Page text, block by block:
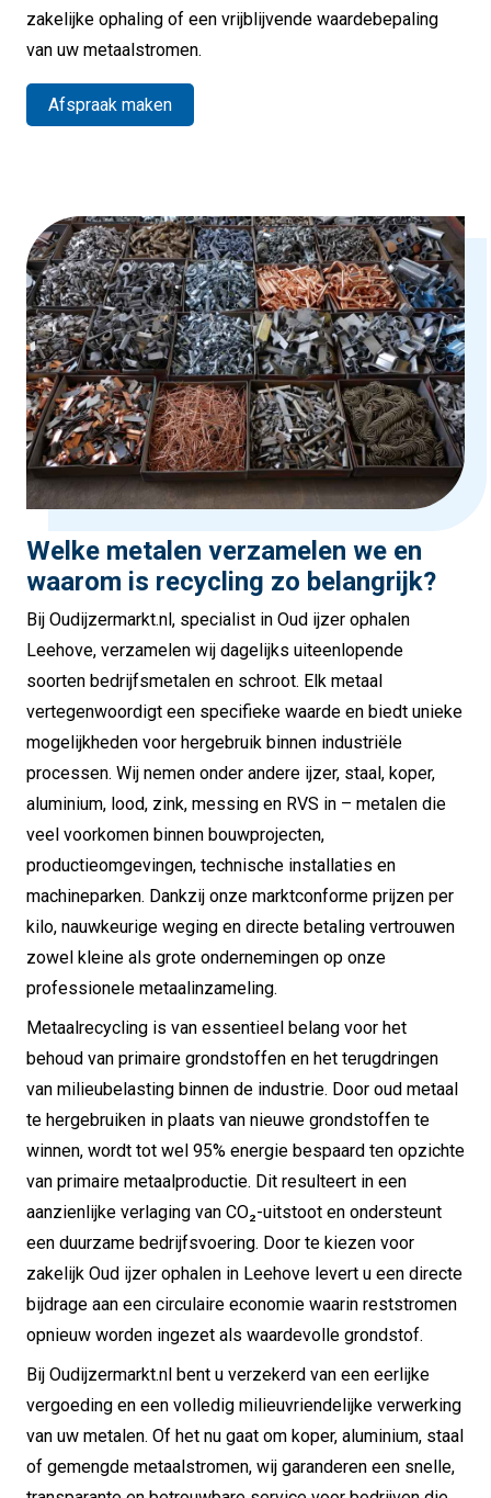
zakelijke ophaling of een vrijblijvende waardebepaling
van uw metaalstromen.
Afspraak maken
Welke metalen verzamelen we en
waarom is recycling zo belangrijk?
Bij Oudijzermarkt.nl, specialist in Oud ijzer ophalen
Leehove, verzamelen wij dagelijks uiteenlopende
soorten bedrijfsmetalen en schroot. Elk metaal
vertegenwoordigt een specifieke waarde en biedt unieke
mogelijkheden voor hergebruik binnen industriële
processen. Wij nemen onder andere ijzer, staal, koper,
aluminium, lood, zink, messing en RVS in – metalen die
veel voorkomen binnen bouwprojecten,
productieomgevingen, technische installaties en
machineparken. Dankzij onze marktconforme prijzen per
kilo, nauwkeurige weging en directe betaling vertrouwen
zowel kleine als grote ondernemingen op onze
professionele metaalinzameling.
Metaalrecycling is van essentieel belang voor het
behoud van primaire grondstoffen en het terugdringen
van milieubelasting binnen de industrie. Door oud metaal
te hergebruiken in plaats van nieuwe grondstoffen te
winnen, wordt tot wel 95% energie bespaard ten opzichte
van primaire metaalproductie. Dit resulteert in een
aanzienlijke verlaging van CO₂-uitstoot en ondersteunt
een duurzame bedrijfsvoering. Door te kiezen voor
zakelijk Oud ijzer ophalen in Leehove levert u een directe
bijdrage aan een circulaire economie waarin reststromen
opnieuw worden ingezet als waardevolle grondstof.
Bij Oudijzermarkt.nl bent u verzekerd van een eerlijke
vergoeding en een volledig milieuvriendelijke verwerking
van uw metalen. Of het nu gaat om koper, aluminium, staal
of gemengde metaalstromen, wij garanderen een snelle,